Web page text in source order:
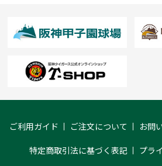
ご利用ガイド ご注文について お問
特定商取引法に基づく表記 プラ